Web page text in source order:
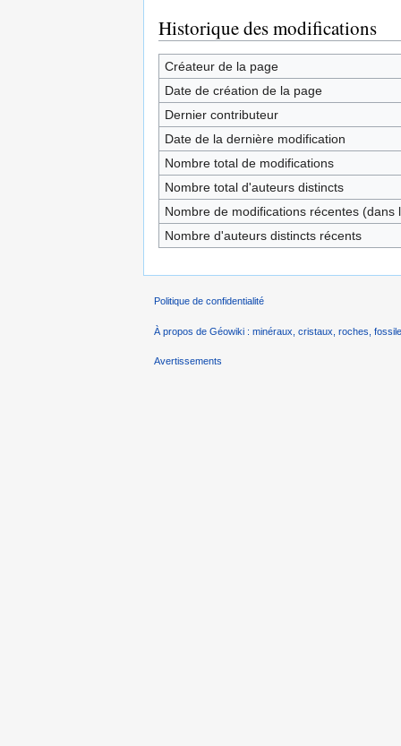
Historique des modifications
Créateur de la page
Date de création de la page
Dernier contributeur
Date de la dernière modification
Nombre total de modifications
Nombre total d'auteurs distincts
Nombre de modifications récentes (dans
Nombre d'auteurs distincts récents
Politique de confidentialité
À propos de Géowiki : minéraux, cristaux, roches,
Avertissements